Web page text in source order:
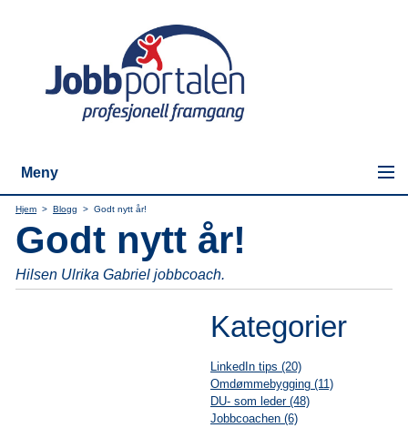
Meny
Hjem > Blogg > Godt nytt år!
Godt nytt år!
Hilsen Ulrika Gabriel jobbcoach.
Kategorier
LinkedIn tips (20)
Omdømmebygging (11)
DU- som leder (48)
Jobbcoachen (6)